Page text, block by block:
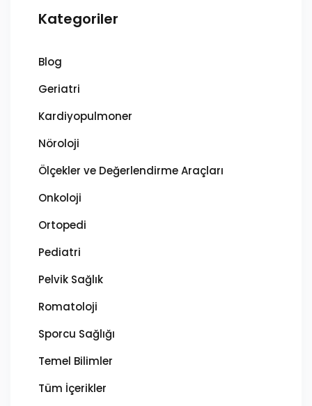
Kategoriler
Blog
Geriatri
Kardiyopulmoner
Nöroloji
Ölçekler ve Değerlendirme Araçları
Onkoloji
Ortopedi
Pediatri
Pelvik Sağlık
Romatoloji
Sporcu Sağlığı
Temel Bilimler
Tüm İçerikler